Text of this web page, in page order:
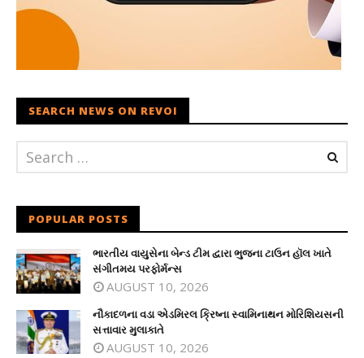
SEARCH NEWS ON REVOI
POPULAR POSTS
ભારતીય વાયુસેના બેન્ડ ટીમ દ્વારા ભુજના ટાઉન હૉલ ખાતે
સંગીતમય પરફોર્મન્સ
AUGUST 10, 2026
નૌકાદળના વડા એડમિરલ ક્રિષ્ના સ્વામિનાથન મોરિશિયસની
સત્તાવાર મુલાકાતે
AUGUST 10, 2026